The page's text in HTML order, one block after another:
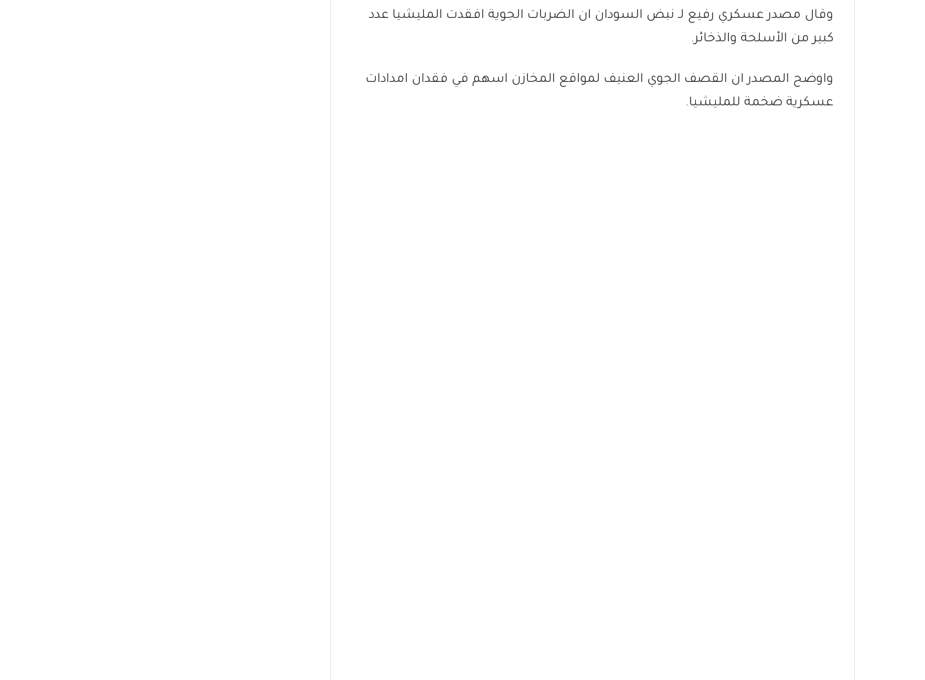
وقال مصدر عسكري رفيع لـ نبض السودان ان الضربات الجوية افقدت المليشيا عدد
كبير من الأسلحة والذخائر.
واوضح المصدر ان القصف الجوي العنيف لمواقع المخازن اسهم في فقدان امدادات
عسكرية ضخمة للمليشيا.